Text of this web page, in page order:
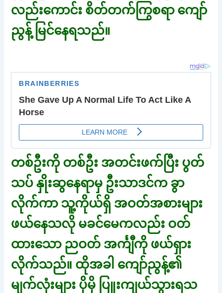
လည်းကောင်း စိတ်တက်ကြွစရာ ကျော်
ညွန့် မြင်နေရသည်။
တစ်ဦးကို တစ်ဦး အတင်းဖက်ပြီး ပွတ်
သပ် နှိုးဆွနေရာမှ ဦးသာဒင်က ခွာ
လိုက်ကာ သူ့ကိုယ်ရှိ အဝတ်အစားများ
ဖယ်နေသလို မခင်မေကလည်း ဝတ်
ထားသော ညဝတ် အင်္ကျီကို ဖယ်ရှား
လိုက်သည်။ ထိုအခါ ကျော်ညွန့်၏
မျက်လုံးများ ပိုမို ပြူးကျယ်သွားရသ